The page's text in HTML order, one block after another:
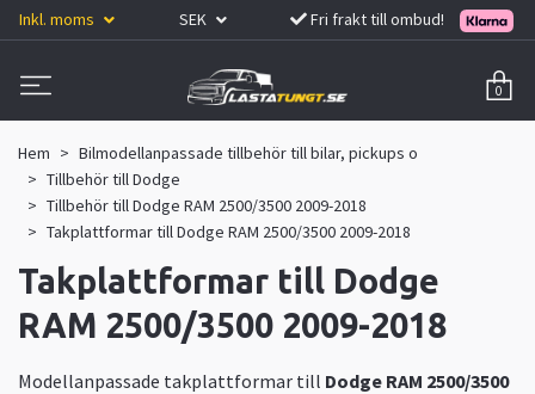
Inkl. moms SEK Fri frakt till ombud!
0
Hem
Bilmodellanpassade tillbehör till bilar, pickups o
Tillbehör till Dodge
Tillbehör till Dodge RAM 2500/3500 2009-2018
Takplattformar till Dodge RAM 2500/3500 2009-2018
Takplattformar till Dodge
RAM 2500/3500 2009-2018
Modellanpassade takplattformar till Dodge RAM 2500/3500